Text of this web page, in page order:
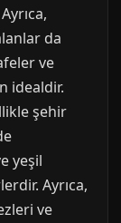
da
ve
idealdir.
şehir
yeşil
Ayrıca,
ve